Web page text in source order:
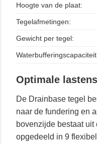
Hoogte van de plaat:
Tegelafmetingen:
Gewicht per tegel:
Optimale
De Drainbase tegel
naar de fundering en
bovenzijde bestaat
opgedeeld in 9